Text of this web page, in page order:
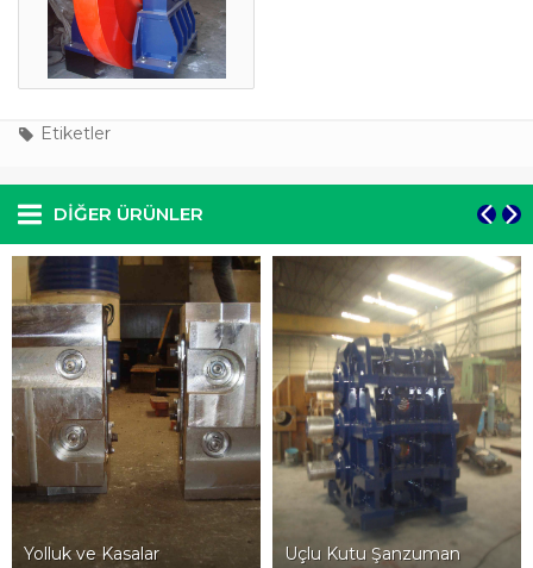
Etiketler
DIĞER ÜRÜNLER
Yolluk ve Kasalar Uçlu Kutu Şanzuman